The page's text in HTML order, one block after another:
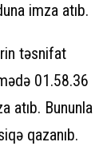
imza atıb.
təsnifat
01.58.36
atıb. Bununla
qazanıb.